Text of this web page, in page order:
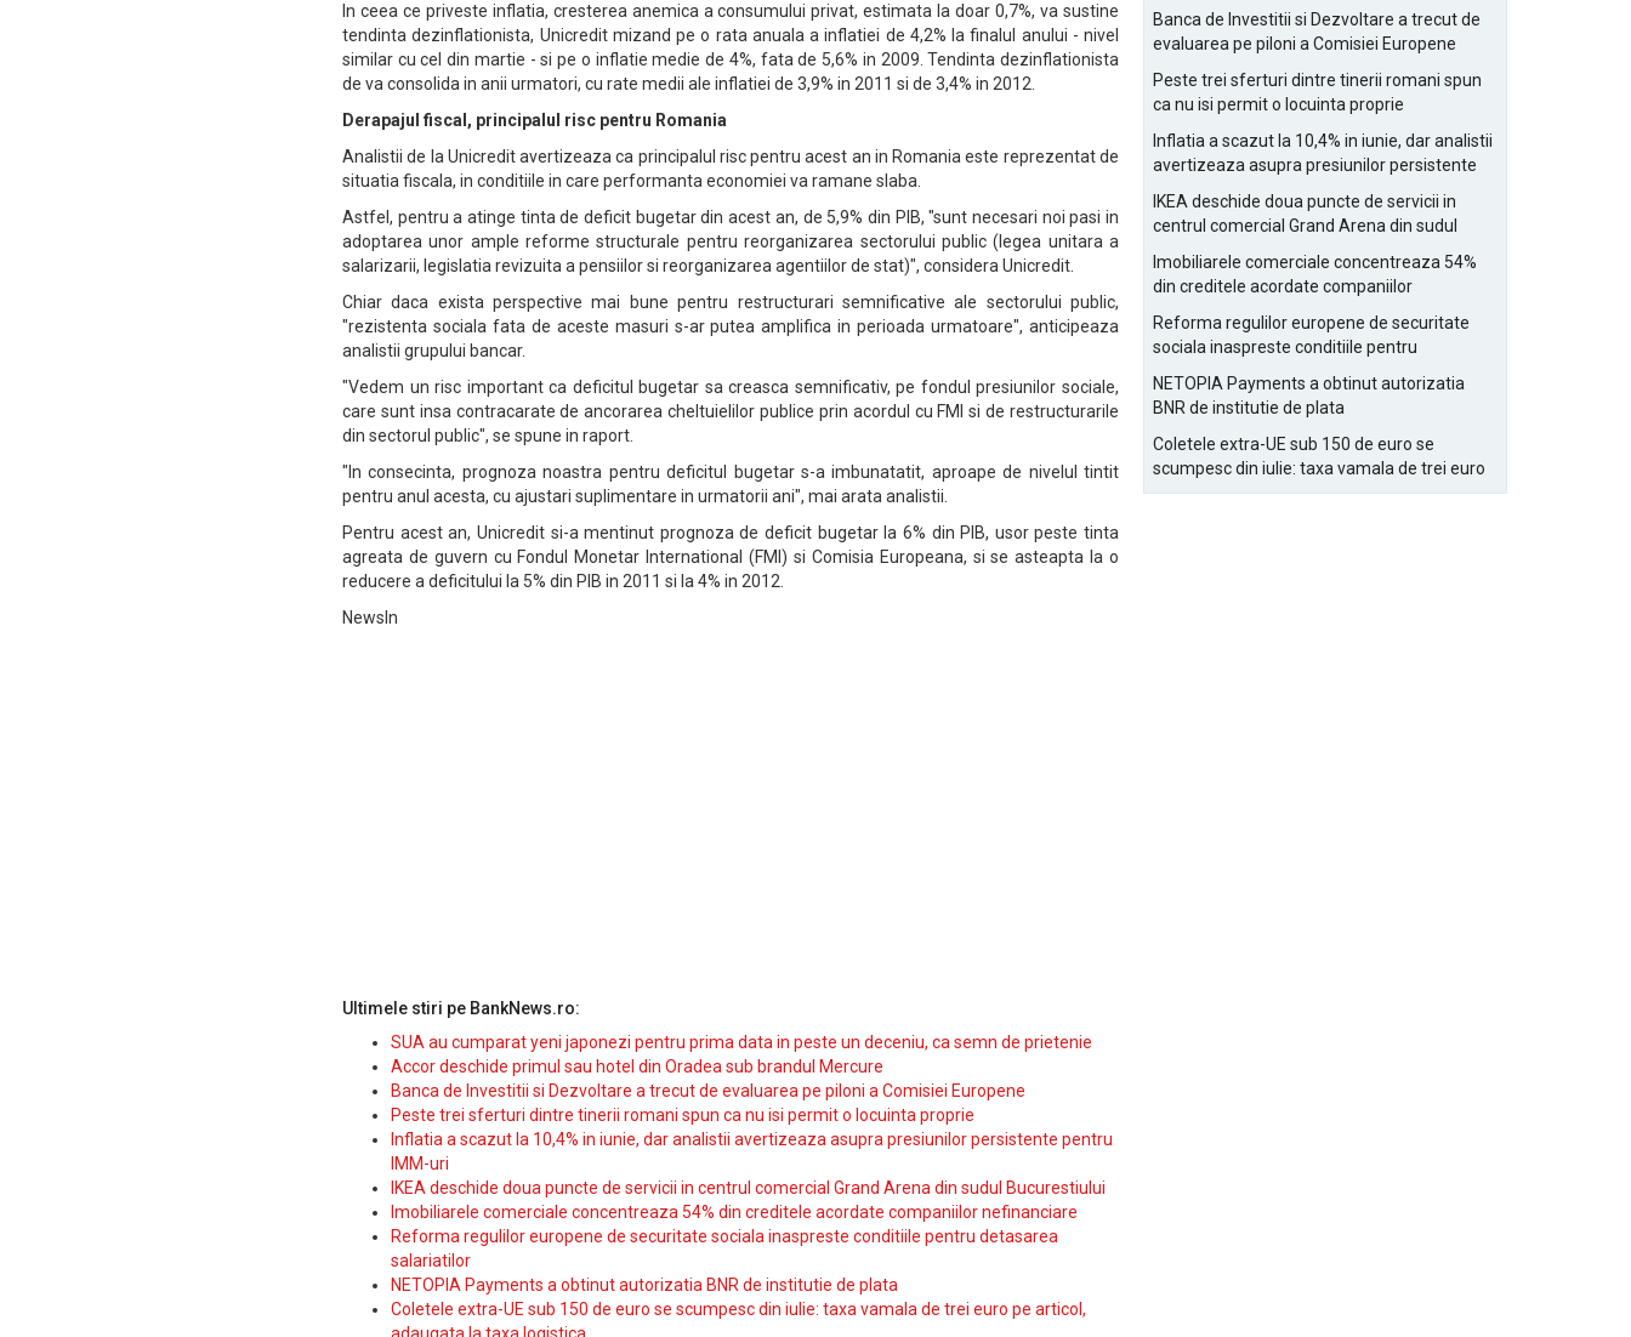
In ceea ce priveste inflatia, cresterea anemica a consumului privat, estimata la doar 0,7%, va sustine
tendinta dezinflationista, Unicredit mizand pe o rata anuala a inflatiei de 4,2% la finalul anului - nivel
similar cu cel din martie - si pe o inflatie medie de 4%, fata de 5,6% in 2009. Tendinta dezinflationista
de va consolida in anii urmatori, cu rate medii ale inflatiei de 3,9% in 2011 si de 3,4% in 2012.
Derapajul fiscal, principalul risc pentru Romania
Analistii de la Unicredit avertizeaza ca principalul risc pentru acest an in Romania este reprezentat de
situatia fiscala, in conditiile in care performanta economiei va ramane slaba.
Astfel, pentru a atinge tinta de deficit bugetar din acest an, de 5,9% din PIB, "sunt necesari noi pasi in
adoptarea unor ample reforme structurale pentru reorganizarea sectorului public (legea unitara a
salarizarii, legislatia revizuita a pensiilor si reorganizarea agentiilor de stat)", considera Unicredit.
Chiar daca exista perspective mai bune pentru restructurari semnificative ale sectorului public,
"rezistenta sociala fata de aceste masuri s-ar putea amplifica in perioada urmatoare", anticipeaza
analistii grupului bancar.
"Vedem un risc important ca deficitul bugetar sa creasca semnificativ, pe fondul presiunilor sociale,
care sunt insa contracarate de ancorarea cheltuielilor publice prin acordul cu FMI si de restructurarile
din sectorul public", se spune in raport.
"In consecinta, prognoza noastra pentru deficitul bugetar s-a imbunatatit, aproape de nivelul tintit
pentru anul acesta, cu ajustari suplimentare in urmatorii ani", mai arata analistii.
Pentru acest an, Unicredit si-a mentinut prognoza de deficit bugetar la 6% din PIB, usor peste tinta
agreata de guvern cu Fondul Monetar International (FMI) si Comisia Europeana, si se asteapta la o
reducere a deficitului la 5% din PIB in 2011 si la 4% in 2012.
NewsIn
Ultimele stiri pe BankNews.ro:
SUA au cumparat yeni japonezi pentru prima data in peste un deceniu, ca semn de prietenie
Accor deschide primul sau hotel din Oradea sub brandul Mercure
Banca de Investitii si Dezvoltare a trecut de evaluarea pe piloni a Comisiei Europene
Peste trei sferturi dintre tinerii romani spun ca nu isi permit o locuinta proprie
Inflatia a scazut la 10,4% in iunie, dar analistii avertizeaza asupra presiunilor persistente pentru
IMM-uri
IKEA deschide doua puncte de servicii in centrul comercial Grand Arena din sudul Bucurestiului
Imobiliarele comerciale concentreaza 54% din creditele acordate companiilor nefinanciare
Reforma regulilor europene de securitate sociala inaspreste conditiile pentru detasarea
salariatilor
NETOPIA Payments a obtinut autorizatia BNR de institutie de plata
Coletele extra-UE sub 150 de euro se scumpesc din iulie: taxa vamala de trei euro pe articol,
Banca de Investitii si Dezvoltare a trecut de
evaluarea pe piloni a Comisiei Europene
Peste trei sferturi dintre tinerii romani spun
ca nu isi permit o locuinta proprie
Inflatia a scazut la 10,4% in iunie, dar analistii
avertizeaza asupra presiunilor persistente
IKEA deschide doua puncte de servicii in
centrul comercial Grand Arena din sudul
Imobiliarele comerciale concentreaza 54%
din creditele acordate companiilor
Reforma regulilor europene de securitate
sociala inaspreste conditiile pentru
NETOPIA Payments a obtinut autorizatia
BNR de institutie de plata
Coletele extra-UE sub 150 de euro se
scumpesc din iulie: taxa vamala de trei euro
pe articol, adaugata la taxa logistica